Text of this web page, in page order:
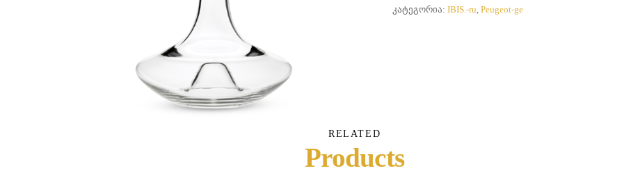
წითელი
ᲙᲐᲢᲔᲒᲝᲠᲘᲐ: IBIS.-ru Peugeot-ge
RELATED
Products